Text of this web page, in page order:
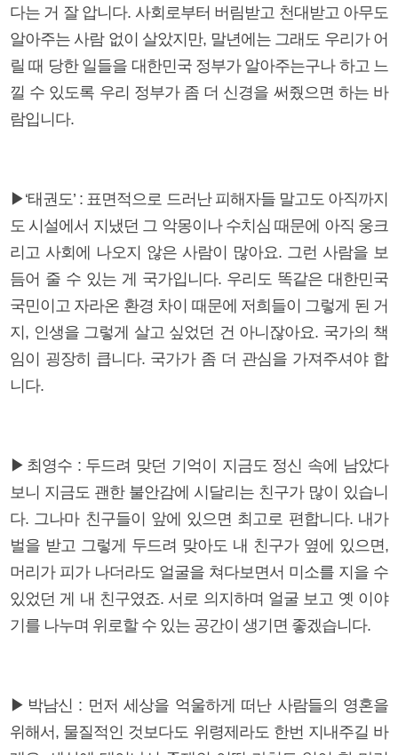
다는 거 잘 압니다. 사회로부터 버림받고 천대받고 아무도
알아주는 사람 없이 살았지만, 말년에는 그래도 우리가 어
릴 때 당한 일들을 대한민국 정부가 알아주는구나 하고 느
낄 수 있도록 우리 정부가 좀 더 신경을 써줬으면 하는 바
람입니다.
▶‘태권도’ : 표면적으로 드러난 피해자들 말고도 아직까지
도 시설에서 지냈던 그 악몽이나 수치심 때문에 아직 웅크
리고 사회에 나오지 않은 사람이 많아요. 그런 사람을 보
듬어 줄 수 있는 게 국가입니다. 우리도 똑같은 대한민국
국민이고 자라온 환경 차이 때문에 저희들이 그렇게 된 거
지, 인생을 그렇게 살고 싶었던 건 아니잖아요. 국가의 책
임이 굉장히 큽니다. 국가가 좀 더 관심을 가져주셔야 합
니다.
▶최영수 : 두드려 맞던 기억이 지금도 정신 속에 남았다
보니 지금도 괜한 불안감에 시달리는 친구가 많이 있습니
다. 그나마 친구들이 앞에 있으면 최고로 편합니다. 내가
벌을 받고 그렇게 두드려 맞아도 내 친구가 옆에 있으면,
머리가 피가 나더라도 얼굴을 쳐다보면서 미소를 지을 수
있었던 게 내 친구였죠. 서로 의지하며 얼굴 보고 옛 이야
기를 나누며 위로할 수 있는 공간이 생기면 좋겠습니다.
▶박남신 : 먼저 세상을 억울하게 떠난 사람들의 영혼을
위해서, 물질적인 것보다도 위령제라도 한번 지내주길 바